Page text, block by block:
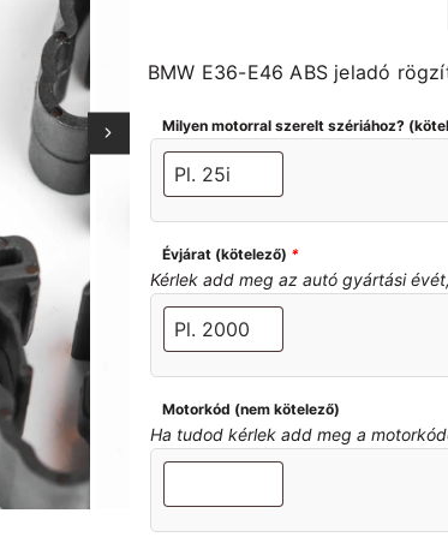
BMW E36-E46 ABS jeladó
Milyen motorral szerelt szériához?
Évjárat (kötelező) *
Kérlek add meg az autó gyártási
Motorkód (nem kötelező)
Ha tudod kérlek add meg a